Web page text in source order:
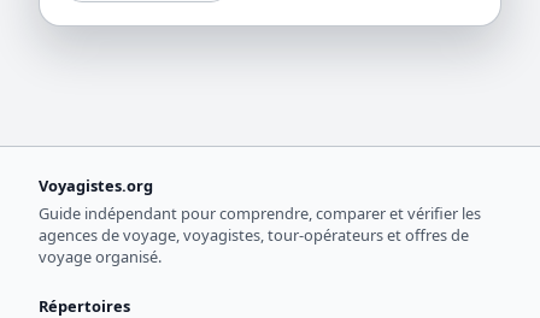
Voyagistes.org
Guide indépendant pour comprendre, comparer et vérifier les
agences de voyage, voyagistes, tour-opérateurs et offres de
voyage organisé.
Répertoires